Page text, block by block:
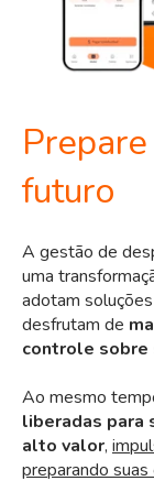
futuro
A gestão de
uma
adotam
desfrutam de
controle sobre
Ao mesmo
liberadas para
alto valor,
preparando